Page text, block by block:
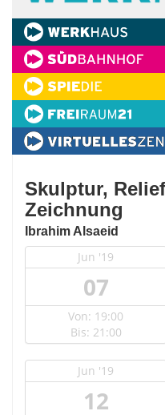
Skulptur,
Zeichnung
Ibrahim Alsaeid
Jun '19
07
Von: 19:00
Bis: 21:00
Jun '19
12